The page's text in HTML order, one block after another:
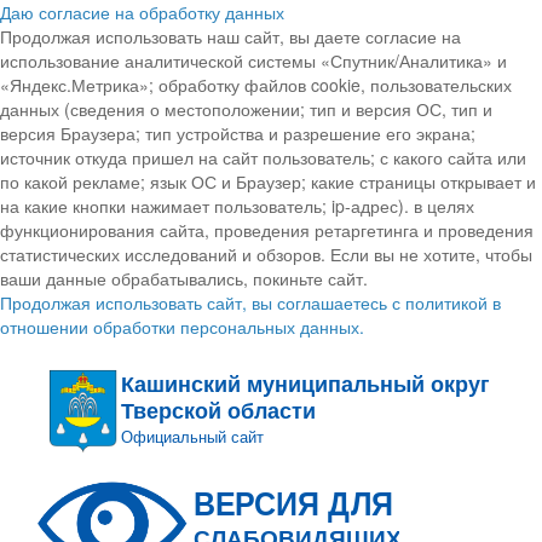
Даю согласие на обработку данных
Продолжая использовать наш сайт, вы даете согласие на
использование аналитической системы «Спутник/Аналитика» и
«Яндекс.Метрика»; обработку файлов cookie, пользовательских
данных (сведения о местоположении; тип и версия ОС, тип и
версия Браузера; тип устройства и разрешение его экрана;
источник откуда пришел на сайт пользователь; с какого сайта или
по какой рекламе; язык ОС и Браузер; какие страницы открывает и
на какие кнопки нажимает пользователь; ip-адрес). в целях
функционирования сайта, проведения ретаргетинга и проведения
статистических исследований и обзоров. Если вы не хотите, чтобы
ваши данные обрабатывались, покиньте сайт.
Продолжая использовать сайт, вы соглашаетесь с политикой в
отношении обработки персональных данных.